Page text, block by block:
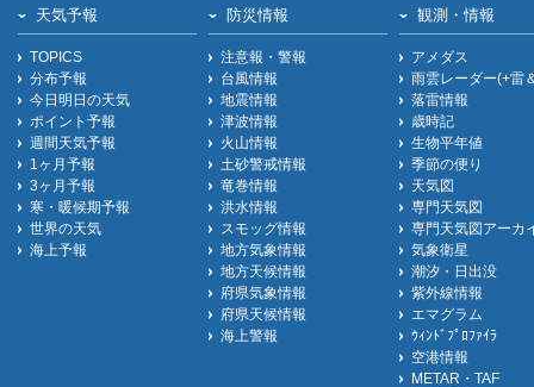
天気予報
TOPICS
分布予報
今日明日の天気
ポイント予報
週間天気予報
1ヶ月予報
3ヶ月予報
寒・暖候期予報
世界の天気
海上予報
防災情報
注意報・警報
台風情報
地震情報
津波情報
火山情報
土砂警戒情報
竜巻情報
洪水情報
スモッグ情報
地方気象情報
地方天候情報
府県気象情報
府県天候情報
海上警報
観測・情報
アメダス
雨雲レーダー(+雷
落雷情報
歳時記
生物平年値
季節の便り
天気図
専門天気図
専門天気図アーカ
気象衛星
潮汐・日出没
紫外線情報
エマグラム
ｳｨﾝﾄﾞﾌﾟﾛﾌｧｲﾗ
空港情報
METAR・TAF